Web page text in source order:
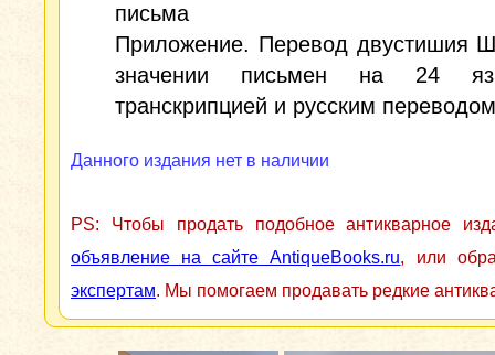
письма
Приложение. Перевод двустишия
значении письмен на 24
транскрипцией и русским
Данного издания нет в наличии
PS: Чтобы продать подобное антикварное
объявление на сайте AntiqueBooks.ru, или
экспертам. Мы помогаем продавать редкие